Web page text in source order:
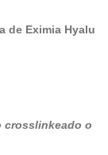
de Eximia Hyalu
crosslinkeado o